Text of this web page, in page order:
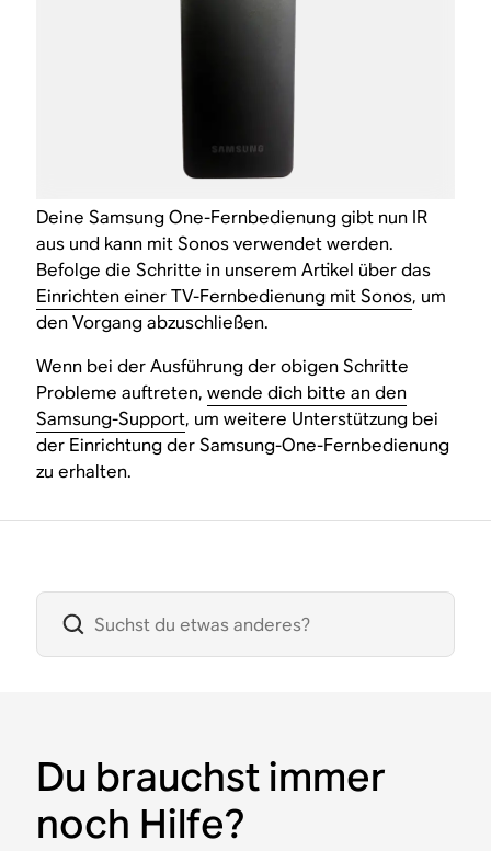
Deine Samsung One-Fernbedienung gibt nun IR
aus und kann mit Sonos verwendet werden.
Befolge die Schritte in unserem Artikel über das
Einrichten einer TV-Fernbedienung mit Sonos, um
den Vorgang abzuschließen.
Wenn bei der Ausführung der obigen Schritte
Probleme auftreten,wende dich bitte an den
Samsung-Support, um weitere Unterstützung bei
der Einrichtung der Samsung-One-Fernbedienung
zu erhalten.
Du brauchst immer
noch Hilfe?